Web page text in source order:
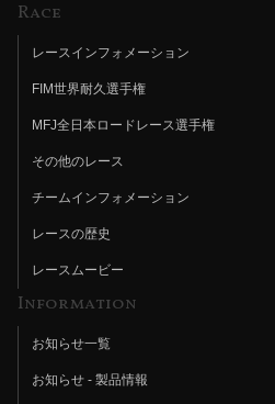
Race
レースインフォメーション
FIM世界耐久選手権
MFJ全日本ロードレース選手権
その他のレース
チームインフォメーション
レースの歴史
レースムービー
Information
お知らせ一覧
お知らせ - 製品情報